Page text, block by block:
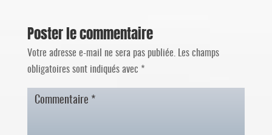
Poster le commentaire
Votre adresse e-mail ne sera pas publiée.
Les champs
obligatoires sont indiqués avec *